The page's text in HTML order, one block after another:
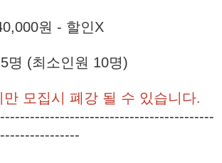
원 - 할인X
명 (최소인원 10명)
모집시 폐강 될 수 있습니다.